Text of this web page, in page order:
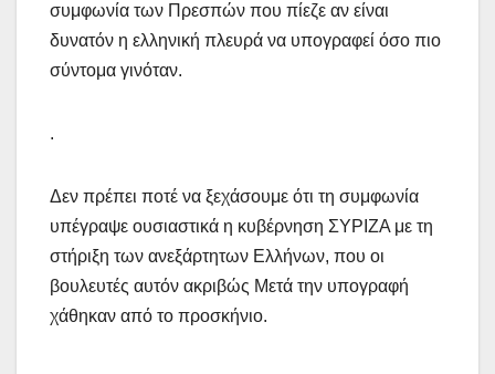
συμφωνία των Πρεσπών που πίεζε αν είναι
δυνατόν η ελληνική πλευρά να υπογραφεί όσο πιο
σύντομα γινόταν.
.
Δεν πρέπει ποτέ να ξεχάσουμε ότι τη συμφωνία
υπέγραψε ουσιαστικά η κυβέρνηση ΣΥΡΙΖΑ με τη
στήριξη των ανεξάρτητων Ελλήνων, που οι
βουλευτές αυτόν ακριβώς Μετά την υπογραφή
χάθηκαν από το προσκήνιο.